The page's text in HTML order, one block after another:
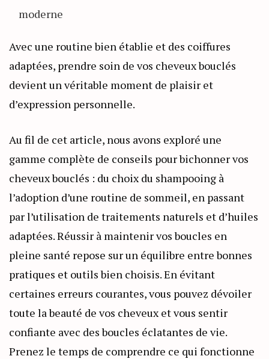
moderne
Avec une routine bien établie et des coiffures
adaptées, prendre soin de vos cheveux bouclés
devient un véritable moment de plaisir et
d’expression personnelle.
Au fil de cet article, nous avons exploré une
gamme complète de conseils pour bichonner vos
cheveux bouclés : du choix du shampooing à
l’adoption d’une routine de sommeil, en passant
par l’utilisation de traitements naturels et d’huiles
adaptées. Réussir à maintenir vos boucles en
pleine santé repose sur un équilibre entre bonnes
pratiques et outils bien choisis. En évitant
certaines erreurs courantes, vous pouvez dévoiler
toute la beauté de vos cheveux et vous sentir
confiante avec des boucles éclatantes de vie.
Prenez le temps de comprendre ce qui fonctionne